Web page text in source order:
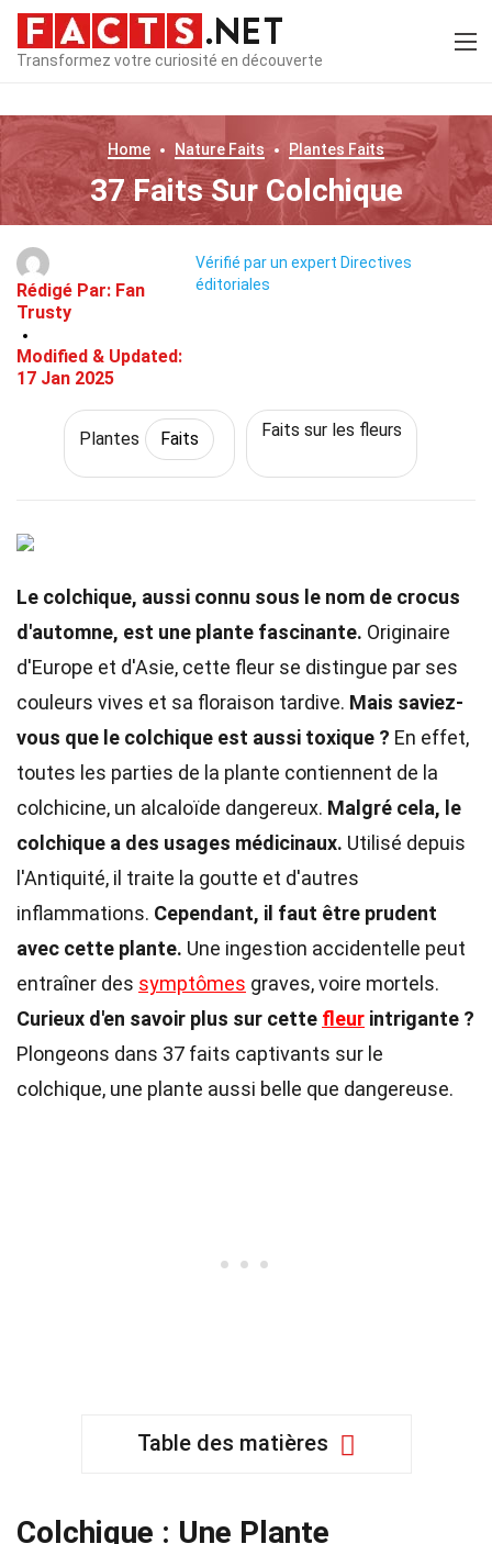
Transformez votre curiosité en découverte
Home Nature Faits Plantes Faits
37 Faits Sur Colchique
Rédigé Par: Fan
Trusty
Modified & Updated:
17 Jan 2025
Vérifié par un expert Directives
éditoriales
Plantes Faits Faits sur les fleurs
Le colchique, aussi connu sous le nom de crocus
d'automne, est une plante fascinante. Originaire
d'Europe et d'Asie, cette fleur se distingue par ses
couleurs vives et sa floraison tardive. Mais saviez-
vous que le colchique est aussi toxique ? En effet,
toutes les parties de la plante contiennent de la
colchicine, un alcaloïde dangereux. Malgré cela, le
colchique a des usages médicinaux. Utilisé depuis
l'Antiquité, il traite la goutte et d'autres
inflammations. Cependant, il faut être prudent
avec cette plante. Une ingestion accidentelle peut
entraîner des symptômes graves, voire mortels.
Curieux d'en savoir plus sur cette fleur intrigante ?
Plongeons dans 37 faits captivants sur le
colchique, une plante aussi belle que dangereuse.
Table des matières
Colchique : Une Plante